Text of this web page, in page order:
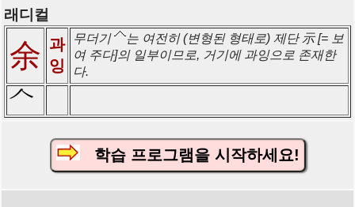
래디컬
余 과
잉
무더기
는 여전히 (변형된 형태로) 제단 示 [= 보
여 주다]의 일부이므로, 거기에 과잉으로 존재한
다.
학습 프로그램을 시작하세요!